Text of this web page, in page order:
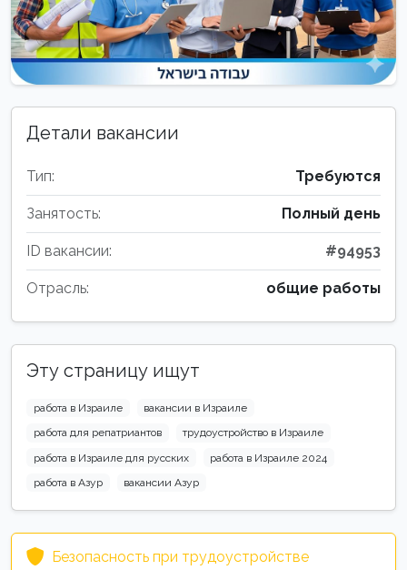
Детали вакансии
Тип: Требуются
Занятость: Полный день
ID вакансии: #94953
Отрасль: общие работы
Эту страницу ищут
работа в Израиле
вакансии в Израиле
работа для репатриантов
трудоустройство в Израиле
работа в Израиле для русских
работа в Израиле 2024
работа в Азур
вакансии Азур
Безопасность при трудоустройстве